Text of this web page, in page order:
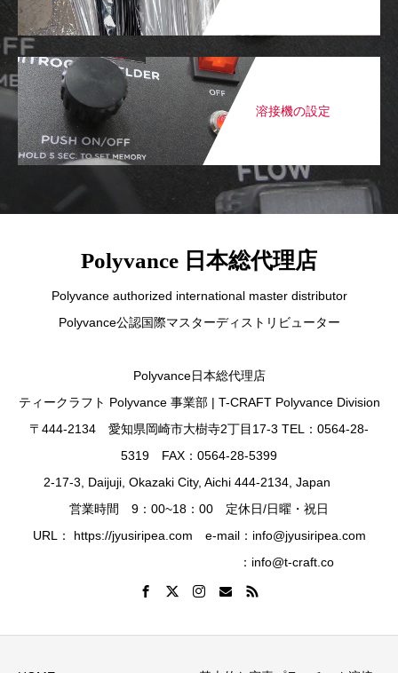
溶接機の設定
Polyvance 日本総代理店
Polyvance authorized international master distributor
Polyvance公認国際マスターディストリビューター
Polyvance日本総代理店
ティークラフト Polyvance 事業部 | T-CRAFT Polyvance Division
〒444-2134 愛知県岡崎市大樹寺2丁目17-3 TEL：0564-28-
5319 FAX：0564-28-5399
2-17-3, Daijuji, Okazaki City, Aichi 444-2134, Japan
営業時間 9：00~18：00 定休日/日曜・祝日
URL： https://jyusiripea.com e-mail：info@jyusiripea.com
：info@t-craft.co